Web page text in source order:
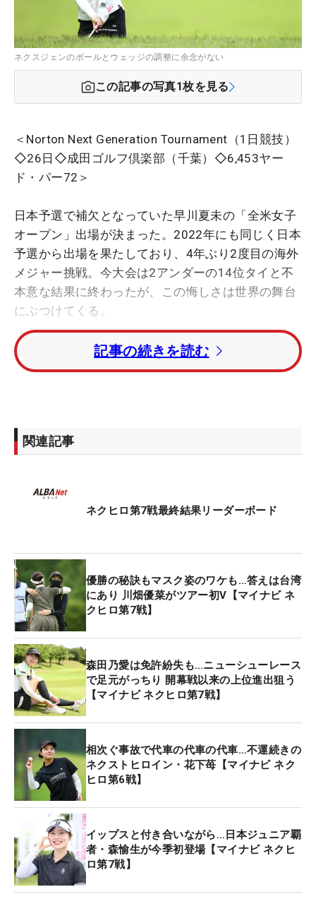
ネクスジェンのボールとウェッジの調整に余念がない
この記事の写真1枚を見る
＜Norton Next Generation Tournament（1日競技）
◇26日◇成田ゴルフ倶楽部（千葉）◇6,453ヤー
ド・パー72＞
日本予選で補欠となっていた早川夏未の「全米女子
オープン」出場が決まった。2022年にも同じく日本
予選から出場を果たしており、4年ぶり2度目の海外
メジャー挑戦。今大会は2アンダーの14位タイと不
本意な結果に終わったが、この悔しさは世界の舞台
にぶつけてくる。
朗報が届いたのはこの日の早朝だった。「もう直前
だったので無理かなと思っていたんですけど、頑張
ていたトレーナー、キャディにメールを送ったが、
返事を確認する間もなく、スタート時間を迎えた。
心ここにあらずというわけでは決してなかったが、
前半はショットが乱れ、2バーディ、2ボギーと18ホ
んですけど、取り切れませんでした。18番はしっか
り突っ込んでバーディを取れたので良かったと思い
ます」。後半はボギーなしの2バーディとスコアを
まとめた。
この日のように調子が上がらない日でも崩れないの
が、今季の早川が成長した部分。「リカバリー率が
上がったなと思います。（優勝した）第3戦から使
っているウエッジがちょっと軽かったので鉛を張っ
するのはネクスジェン「FORGED WEDGE」の52、
58度。「刺さりそうな左上がりのライでも抜けてく
れるし、ラフからもイメージ通りに抜けてくれま
す」。同じネクスジェンの「TOUR SPECボール」と
ともに手離せないアイテムとなっている。
2度目の「全米女子オープン」に向けては「前回は
全く通用せずに予選落ちだったので、今回は4日間
記事の続きを読む
関連記事
ネクヒロ第7戦最終結果リーダーボード
優勝の秘訣もマスク姿のワケも…答えは台湾
にあり 川畑優菜がツアー初V【マイナビ ネ
クヒロ第7戦】
森田乃愛は免許紛失も…ニューシューレース
で足元がっちり 開幕戦以来の上位進出狙う
【マイナビ ネクヒロ第7戦】
相次ぐ事故で代車の代車の代車…不運続きの
ネクストヒロイン・花下苺【マイナビ ネク
ヒロ第6戦】
イップスと付き合いながら…日本ジュニア覇
者・森愉生が今季初登場【マイナビ ネクヒ
ロ第7戦】